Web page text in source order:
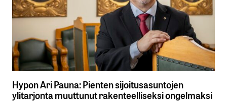
Hypon Ari Pauna: Pienten sijoitusasuntojen
ylitarjonta muuttunut rakenteelliseksi ongelmaksi